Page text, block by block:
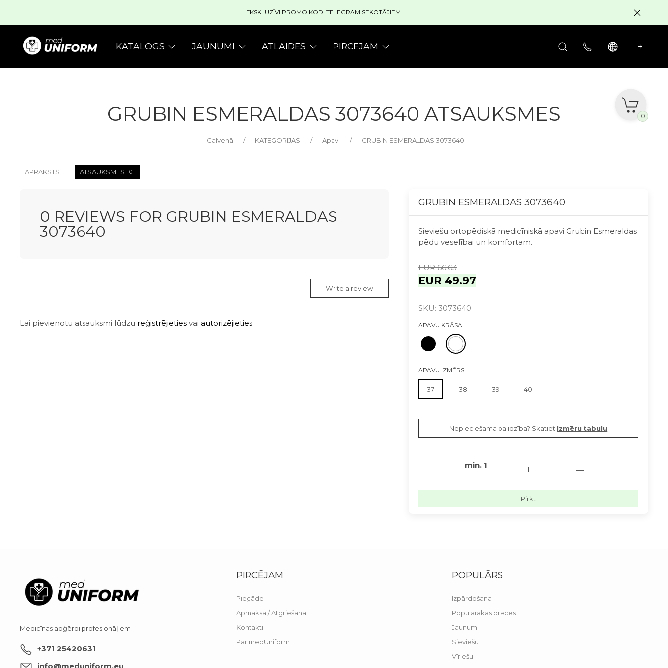
EKSKLUZĪVI PROMO KODI TELEGRAM SEKOTĀJIEM
KATALOGS JAUNUMI ATLAIDES PIRCĒJAM
0
GRUBIN ESMERALDAS 3073640 ATSAUKSMES
Galvenā KATEGORIJAS Apavi GRUBIN ESMERALDAS 3073640
APRAKSTS ATSAUKSMES 0
GRUBIN ESMERALDAS 3073640
Sieviešu ortopēdiskā medicīniskā apavi Grubin Esmeraldas
pēdu veselībai un komfortam.
EUR 66.63
EUR 49.97
SKU: 3073640
APAVU KRĀSA
APAVU IZMĒRS
37 38 39 40
Nepieciešama palidzība? Skatiet Izmēru tabulu
min. 1
Pirkt
0 REVIEWS FOR GRUBIN ESMERALDAS
3073640
Write a review
Lai pievienotu atsauksmi lūdzu reģistrējieties vai autorizējieties
Medicīnas apģērbi profesionāļiem
+371 25420631
info@meduniform.eu
PIRCĒJAM
Piegāde
Apmaksa / Atgriešana
Kontakti
Par medUniform
POPULĀRS
Izpārdošana
Populārākās preces
Jaunumi
Sieviešu
Vīriešu